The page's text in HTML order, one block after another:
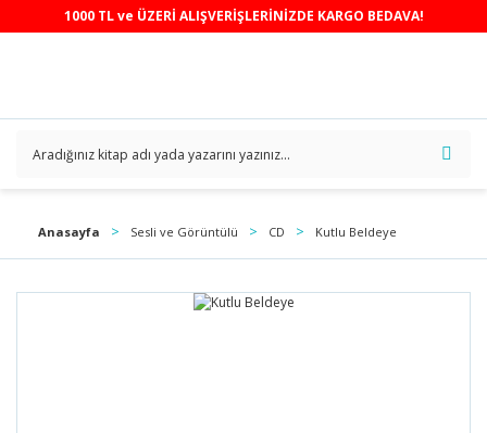
1000 TL ve ÜZERİ ALIŞVERİŞLERİNİZDE KARGO BEDAVA!
Anasayfa Sesli ve Görüntülü CD Kutlu Beldeye